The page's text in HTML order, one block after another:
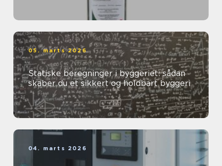
05. marts 2026
Statiske beregninger i byggeriet: sådan
skaber du et sikkert og holdbart byggeri
04. marts 2026